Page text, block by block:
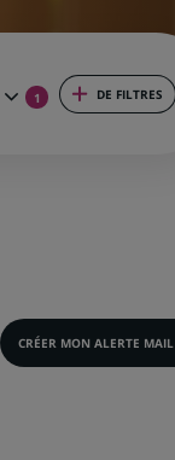
1 DE FILTRES
CRÉER MON ALERTE MAIL